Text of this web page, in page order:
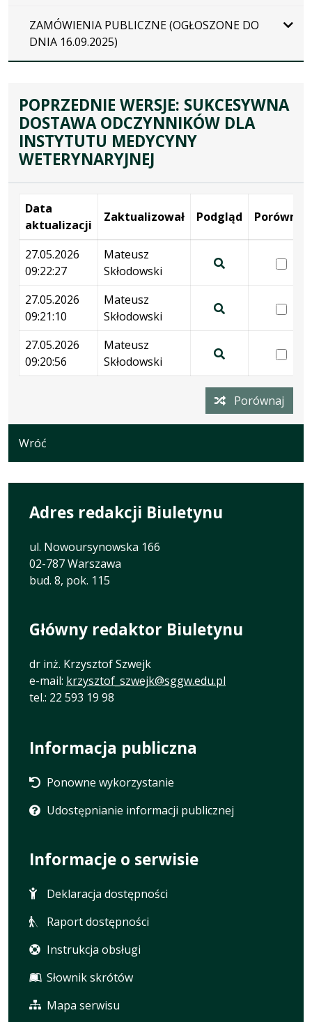
ZAMÓWIENIA PUBLICZNE (OGŁOSZONE DO
DNIA 16.09.2025)
POPRZEDNIE WERSJE: SUKCESYWNA
DOSTAWA ODCZYNNIKÓW DLA
INSTYTUTU MEDYCYNY
WETERYNARYJNEJ
Wersje
Data
aktualizacji
Zaktualizował Podgląd Porównaj
27.05.2026
09:22:27
Mateusz
Skłodowski
wersji
dnia
27.05.2026
09:22:27
27.05.2026
09:21:10
Mateusz
Skłodowski
wersji
z
dnia
27.05.2026
09:21:10
27.05.2026
09:20:56
Mateusz
Skłodowski
podgląd
wersji
z
Porównaj
Wróć
Adres redakcji Biuletynu
ul. Nowoursynowska 166
02-787 Warszawa
bud. 8, pok. 115
Główny redaktor Biuletynu
dr inż. Krzysztof Szwejk
e-mail: krzysztof_szwejk@sggw.edu.pl
tel.: 22 593 19 98
Informacja publiczna
Ponowne wykorzystanie
Udostępnianie informacji publicznej
Informacje o serwisie
Deklaracja dostępności
Raport dostępności
Instrukcja obsługi
Słownik skrótów
Mapa serwisu